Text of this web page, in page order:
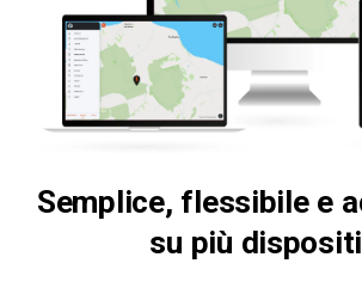
Semplice, flessibile e
su più